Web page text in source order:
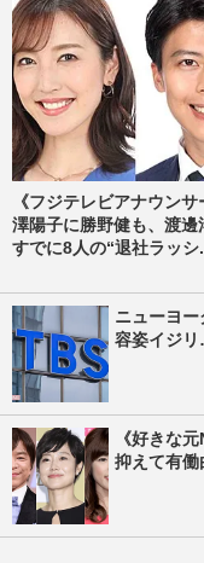
《フジテレビアナウンサ
澤陽子に勝野健も、渡邊
すでに8人の“退社ラッシ
ニューヨ
容姿イジ
《好きな
抑えて有働